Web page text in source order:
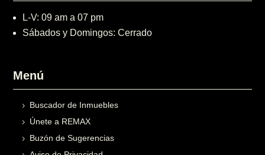
L-V: 09 am a 07 pm
Sábados y Domingos: Cerrado
Menú
Buscador de Inmuebles
Únete a REMAX
Buzón de Sugerencias